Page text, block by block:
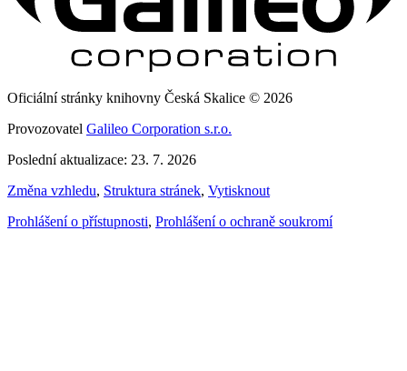
Oficiální stránky knihovny Česká Skalice © 2026
Provozovatel Galileo Corporation s.r.o.
Poslední aktualizace: 23. 7. 2026
Změna vzhledu, Struktura stránek, Vytisknout
Prohlášení o přístupnosti, Prohlášení o ochraně soukromí